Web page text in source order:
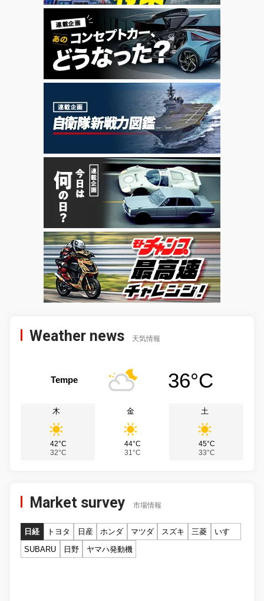
Weather news 天気情報
Tempe 36°C
木
42°C
32°C
金
44°C
31°C
土
45°C
33°C
Market survey 市場情報
日経 トヨタ 日産 ホンダ マツダ スズキ 三菱
いすゞ
SUBARU
日野 ヤマハ発動機